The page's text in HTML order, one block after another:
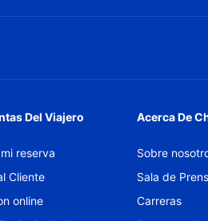
Del Viajero
reserva
Cliente
online
Acerca De
Sobre
Sala de
Carreras